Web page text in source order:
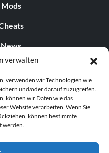
verwalten
verwenden wir Technologien wie
und/oder darauf zuzugreifen.
können wir Daten wie das
Website verarbeiten. Wenn Sie
können bestimmte
werden.
Games